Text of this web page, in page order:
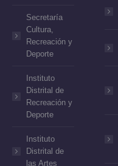
Secretaría
Cultura,
Recreación y
Deporte
Instituto
Distrital de
Recreación y
Deporte
Instituto
Distrital de
las Artes